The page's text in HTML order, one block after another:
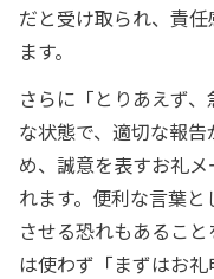
だと受け取られ、責
ます。
さらに「とりあえず
な状態で、適切な報
め、誠意を表すお礼
れます。便利な言葉
させる恐れもあるこ
は使わず「まずはお